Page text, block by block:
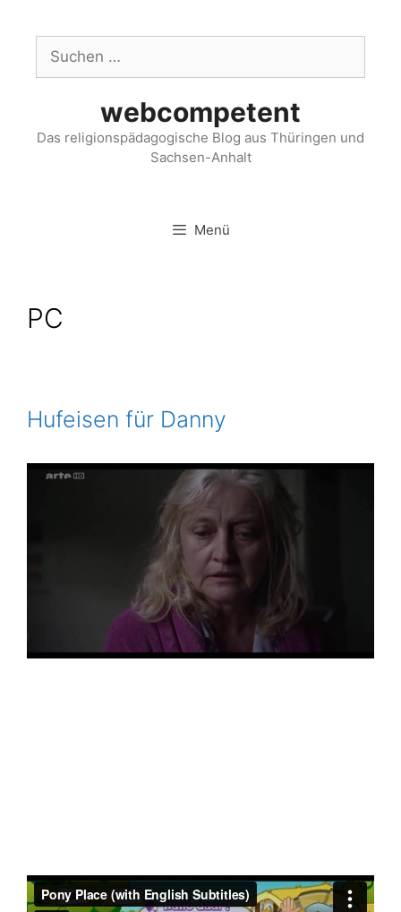
webcompetent
Das religionspädagogische Blog aus Thüringen und
Sachsen-Anhalt
Menü
PC
Hufeisen für Danny